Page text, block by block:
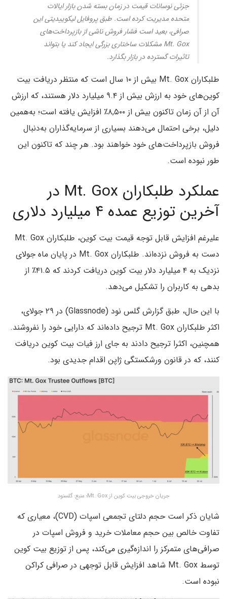
جزئی نوسانات قیمت در زمان بسته شدن بازار ایالات
متحده مدیریت کرده است. طبق پروفایل لیکوییدیتی این
صرافی، بعید است فشار فروش ناشی از بازپرداخت‌های
Mt. Gox مشکلات ساختاری بزرگی ایجاد کند یا بتواند
تاثیرات گسترده در بازار بگذارد.
طلبکاران Mt. Gox بیش از ۱۰ سال است که منتظر دریافت بیت‌
کوین‌های خود به ارزش بیش از ۹.۴ میلیارد دلار هستند، که ارزش
آن از آن زمان تاکنون بیش از ۸,۵۰۰٪ افزایش یافته است؛ به‌همین
دلیل، برخی احتمال می‌دهند بسیاری از سرمایه‌گذاران به‌دنبال
فروش بازپرداخت‌های خود خواهند بود. هر چند که تاکنون این
طور نبوده است.
عملکرد طلبکاران Mt. Gox در
آخرین توزیع عمده ۴ میلیارد دلاری
علیرغم افزایش قابل توجه قیمت بیت کوین، طلبکاران Mt. Gox
دست به فروش نزده‌اند. طلبکاران Mt. Gox در پایان ماه جولای
نزدیک به ۴ میلیارد دلار بیت کوین دریافت کردند که ۴۱.۵٪ از
بدهی به کاربران را تشکیل می‌دهد.
با این حال، طبق گزارش گلس نود (Glassnode) در ۲۹ جولای،
اکثر طلبکاران Mt. Gox ترجیح داده‌اند که دارایی خود را نفروشند.
همچنین، اکثرا ترجیح دادند به جای ارز فیات بیت کوین دریافت
کنند، که در قانون ورشکستگی ژاپن اقدام جدیدی بود.
جریان خروجی بیت کوین ازMt. Gox؛ منبع: گلسنود
شایان ذکر است حجم دلتای تجمعی اسپات (CVD)، معیاری که
تفاوت خالص بین حجم معاملات خرید و فروش اسپات در
صرافی‌های متمرکز را اندازه‌گیری می‌کند، پس از توزیع بیت کوین
توسط Mt. Gox شاهد افزایش قابل توجهی در صرافی کراکن
نبوده است.